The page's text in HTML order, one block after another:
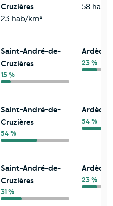
Cruzières
23 hab/km²
58 hab/
Saint-André-de-
Cruzières
15 %
Ardèche
23 %
Saint-André-de-
Cruzières
54 %
Ardèche
54 %
Saint-André-de-
Cruzières
31 %
Ardèche
23 %